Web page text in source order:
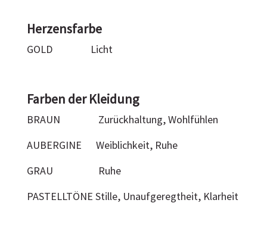
Herzensfarbe
GOLD Licht
Farben der Kleidung
BRAUN Zurückhaltung, Wohlfühlen
AUBERGINE Weiblichkeit, Ruhe
GRAU Ruhe
PASTELLTÖNE Stille, Unaufgeregtheit, Klarheit